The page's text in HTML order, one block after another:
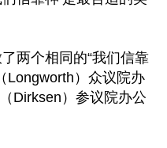
两个相同的“我们信靠
Longworth）众议院办
Dirksen）参议院办公